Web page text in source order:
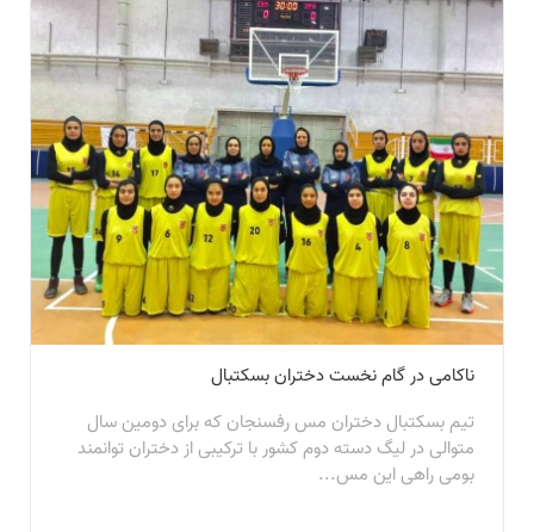
ناكامی در گام نخست دختران بسكتبال
تيم بسكتبال دختران مس رفسنجان كه برای دومين سال
متوالی در ليگ دسته دوم كشور با تركيبی از دختران توانمند
بومی راهی اين مس...